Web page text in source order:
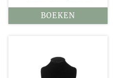
BOEKEN